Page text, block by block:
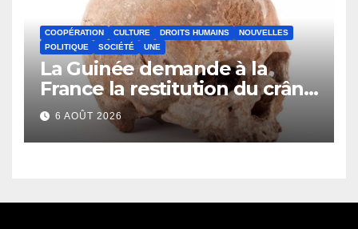
COOPÉRATION CULTURE DROITS HUMAINS
NOUVELLES
POLITIQUE
SOCIÉTÉ UNE
La Guinée demande à la
France la restitution du crâne
de Bokar Biro et de trois de
ses proches
6 AOÛT 2026